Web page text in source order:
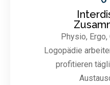
Physio,
Logopädie
profitieren